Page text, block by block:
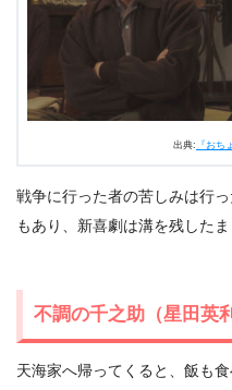
出典: 『おち
戦争に行った者の苦しみは行
もあり、新喜劇は溝を残した
不調の千之助（星田英利
天海家へ帰ってくると、飯も